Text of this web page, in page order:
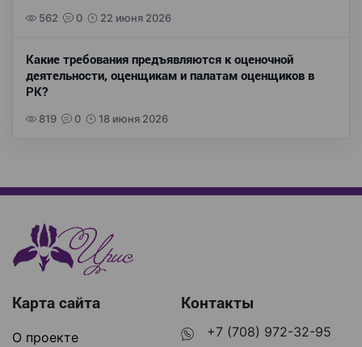
562 0 22 июня 2026
Какие требования предъявляются к оценочной
деятельности, оценщикам и палатам оценщиков в
РК?
819 0 18 июня 2026
Карта сайта
О проекте
Контакты
+7 (708) 972-32-95